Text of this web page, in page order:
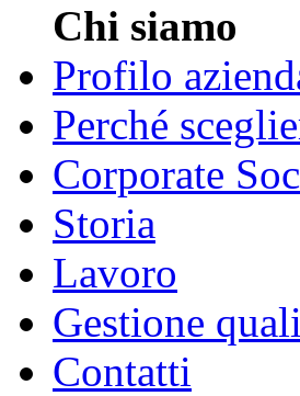
Chi siamo
Profilo
Perché
Corporate
Storia
Lavoro
Gestione
Contatti